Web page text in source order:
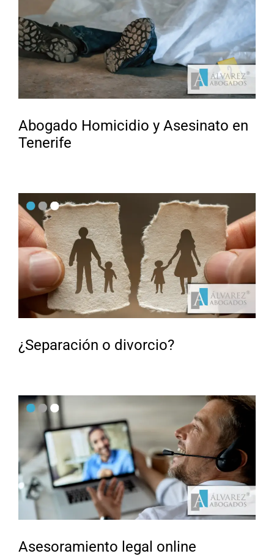
Abogado Homicidio y Asesinato en
Tenerife
¿Separación o divorcio?
Asesoramiento legal online